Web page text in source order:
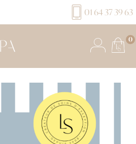
01 64 37 39 63
0